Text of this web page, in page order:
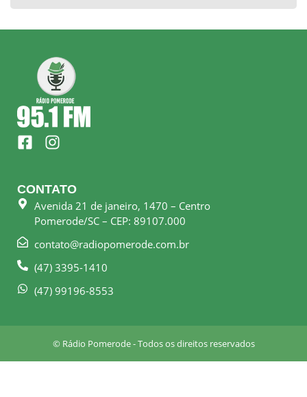
F
a
e
b
o
k
s
q
a
I
n
t
a
g
r
a
m
CONTATO
Avenida 21 de janeiro, 1470 – Centro
Pomerode/SC – CEP: 89107.000
contato@radiopomerode.com.br
(47) 3395-1410
(47) 99196-8553
© Rádio Pomerode - Todos os direitos reservados